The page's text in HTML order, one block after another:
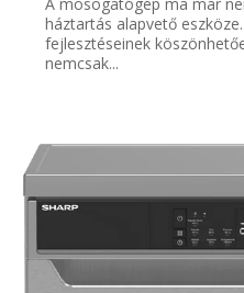
háztartás alapvető
fejlesztéseinek
nemcsak...